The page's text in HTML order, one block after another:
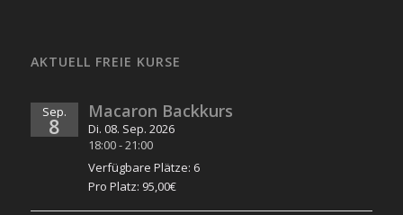
AKTUELL FREIE KURSE
Sep.
8
Macaron Backkurs
Di. 08. Sep. 2026
18:00-21:00
Verfügbare Plätze: 6
Pro Platz: 95,00€